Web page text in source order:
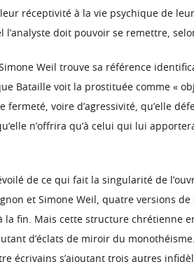
réceptivité à la vie psychique de
doit pouvoir se remettre,
Weil trouve sa référence
Bataille voit la prostituée comme «
fermeté, voire d’agressivité, qu’elle
n’offrira qu’à celui qui lui
de ce qui fait la singularité de
et Simone Weil, quatre versions
la fin. Mais cette structure
d’éclats de miroir du
écrivains s’ajoutant trois autres